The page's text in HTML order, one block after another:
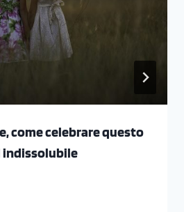
come celebrare questo
indissolubile